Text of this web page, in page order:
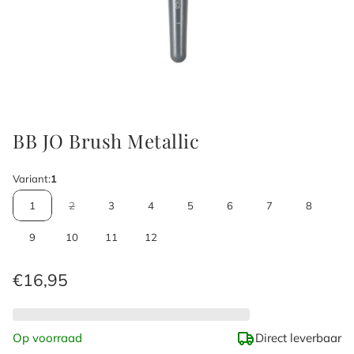
BB JO Brush Metallic
Variant:1
1 2 3 4 5 6 7 8
9 10 11 12
Normale
€16,95
Op voorraad Direct leverbaar